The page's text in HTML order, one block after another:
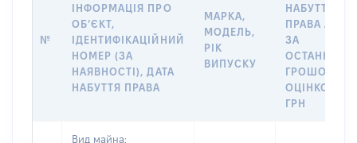
№
ІНФОРМАЦІЯ ПРО
ОБʼЄКТ,
ІДЕНТИФІКАЦІЙНИЙ
НОМЕР (ЗА
НАЯВНОСТІ), ДАТА
НАБУТТЯ ПРАВА
МАРКА,
МОДЕЛЬ,
РІК
ВИПУСКУ
НАБУТТЯ
ПРАВА АБО
ЗА
ГРОШОВОЮ
ОЦІНКОЮ,
ГРН
Вид майна: